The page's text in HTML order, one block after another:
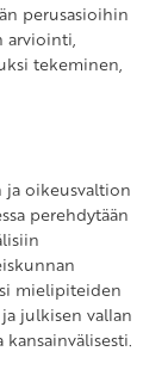
perusasioihin
arviointi,
tekeminen,
ja oikeusvaltion
perehdytään
mielipiteiden
julkisen vallan